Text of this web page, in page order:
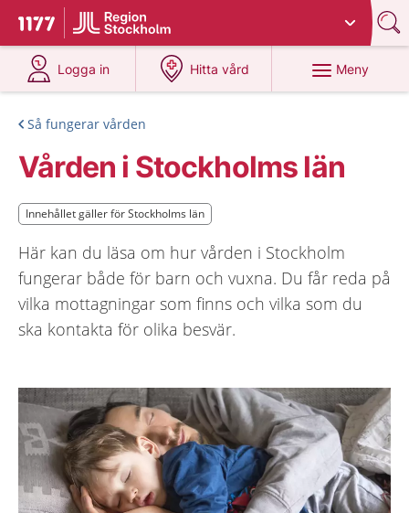
Till startsidan för 1177
Du har valt region
Logga in
på 1177.se
Hitta vård
på 1177.se
Meny
Så fungerar vården
Vården i Stockholms län
Innehållet gäller för Stockholms län
Innehållet gäller för Stockholms län
Här kan du läsa om hur vården i Stockholm
fungerar både för barn och vuxna. Du får reda på
vilka mottagningar som finns och vilka som du
ska kontakta för olika besvär.